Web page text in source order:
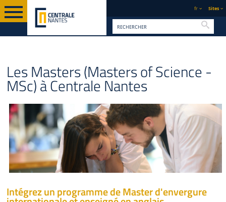
fr Sites
Les Masters (Masters of Science -
MSc) à Centrale Nantes
Intégrez un programme de Master d'envergure